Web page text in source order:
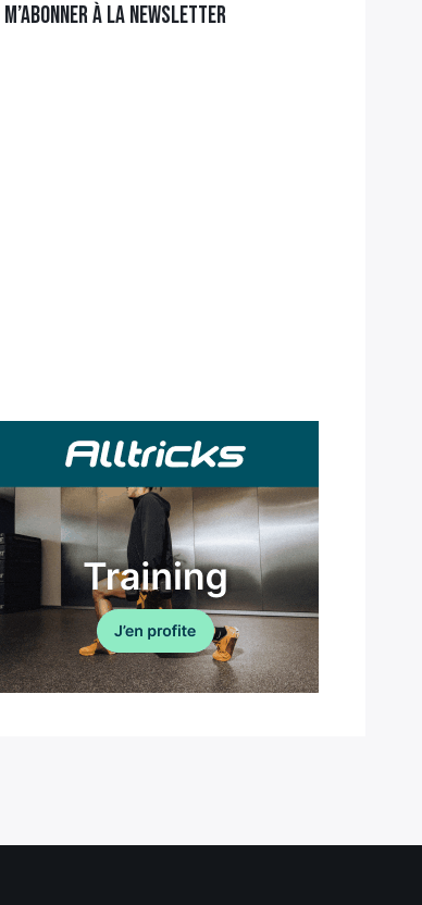
M’abonner à la newsletter